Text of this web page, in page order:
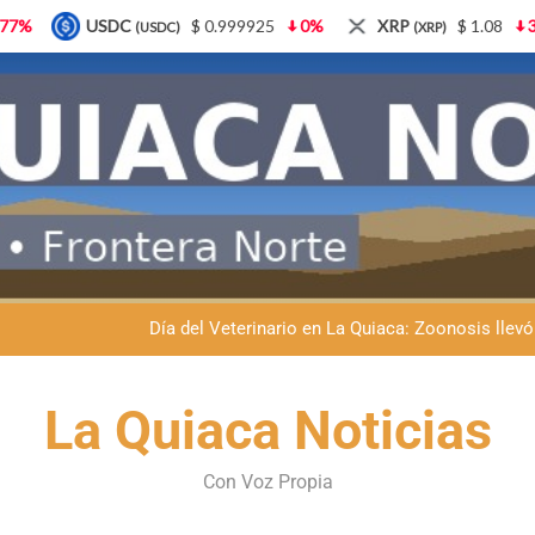
Dante Velázquez marchará contra
Fernando Rejal respaldó a Dante Velázquez en el Senado: “No
Día del Veterinario en La Quiaca: Zoonosis
Fernando Rejal respaldó a Dante Velázquez en el Senado: “No
La Quiaca Noticias
Con Voz Propia
0.999925 0% XRP(XRP) $ 1.08 3.87% Solana(SOL)